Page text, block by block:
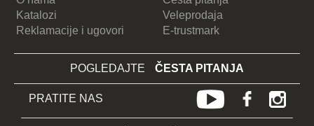
Katalozi
Veleprodaja
Reklamacije i ugovori
E-trustmark
POGLEDAJTE ČESTA PITANJA
PRATITE NAS